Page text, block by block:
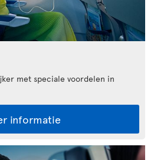
met speciale voordelen in
informatie